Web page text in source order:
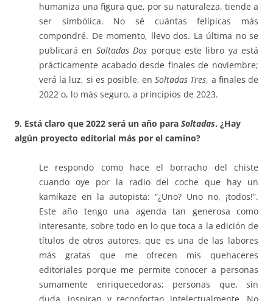
humaniza una figura que, por su naturaleza, tiende a
ser simbólica. No sé cuántas felípicas más
compondré. De momento, llevo dos. La última no se
publicará en Soltadas Dos porque este libro ya está
prácticamente acabado desde finales de noviembre;
verá la luz, si es posible, enSoltadas Tres, a finales de
2022 o, lo más seguro, a principios de 2023.
9. Está claro que 2022 será un año para Soltadas. ¿Hay
algún proyecto editorial más por el camino?
Le respondo como hace el borracho del chiste
cuando oye por la radio del coche que hay un
kamikaze en la autopista: “¿Uno? Uno no, ¡todos!”.
Este año tengo una agenda tan generosa como
interesante, sobre todo en lo que toca a la edición de
títulos de otros autores, que es una de las labores
más gratas que me ofrecen mis quehaceres
editoriales porque me permite conocer a personas
sumamente enriquecedoras; personas que, sin